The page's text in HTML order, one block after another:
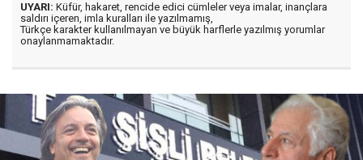
UYARI: Küfür, hakaret, rencide edici cümleler veya imalar, inançlara
saldırı içeren, imla kuralları ile yazılmamış,
Türkçe karakter kullanılmayan ve büyük harflerle yazılmış yorumlar
onaylanmamaktadır.